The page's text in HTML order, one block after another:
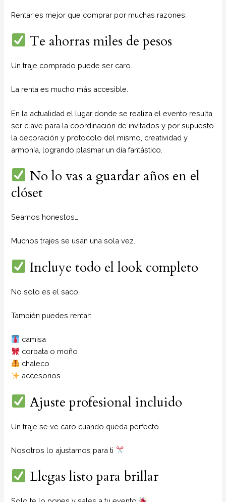
Rentar es mejor que comprar por muchas razones:
Te ahorras miles de pesos
Un traje comprado puede ser caro.
La renta es mucho más accesible.
En la actualidad el lugar donde se realiza el evento resulta
ser clave para la coordinación de invitados y por supuesto
la decoración y protocolo del mismo, creatividad y
armonía, logrando plasmar un día fantástico.
No lo vas a guardar años en el
clóset
Seamos honestos…
Muchos trajes se usan una sola vez.
Incluye todo el look completo
No solo es el saco.
También puedes rentar:
camisa
corbata o moño
chaleco
accesorios
Ajuste profesional incluido
Un traje se ve caro cuando queda perfecto.
Nosotros lo ajustamos para ti
Llegas listo para brillar